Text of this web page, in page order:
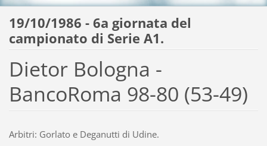
19/10/1986 - 6a giornata del
campionato di Serie A1.
Dietor Bologna -
BancoRoma 98-80 (53-49)
Arbitri: Gorlato e Deganutti di Udine.